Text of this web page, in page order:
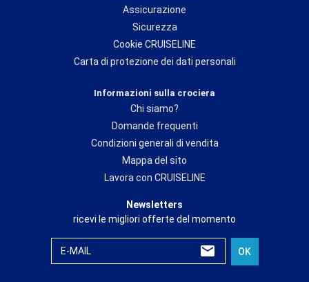
Assicurazione
Sicurezza
Cookie CRUISELINE
Carta di protezione dei dati personali
Informazioni sulla crociera
Chi siamo?
Domande frequenti
Condizioni generali di vendita
Mappa del sito
Lavora con CRUISELINE
Newsletters
ricevi le migliori offerte del momento
E-MAIL OK